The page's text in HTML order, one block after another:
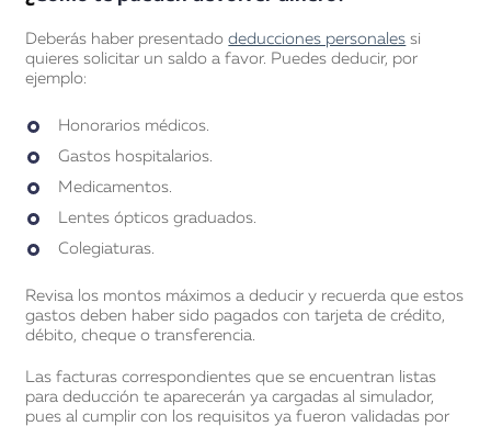
Deberás haber presentadodeducciones personales si
quieres solicitar un saldo a favor. Puedes deducir, por
ejemplo:
Honorarios médicos.
Gastos hospitalarios.
Medicamentos.
Lentes ópticos graduados.
Colegiaturas.
Revisa los montos máximos a deducir y recuerda que estos
gastos deben haber sido pagados con tarjeta de crédito,
débito, cheque o transferencia.
Las facturas correspondientes que se encuentran listas
para deducción te aparecerán ya cargadas al simulador,
pues al cumplir con los requisitos ya fueron validadas por